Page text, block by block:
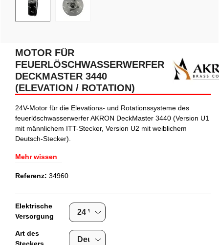
MOTOR FÜR
FEUERLÖSCHWASSERWERFER
DECKMASTER 3440
(ELEVATION / ROTATION)
24V-Motor für die Elevations- und Rotationssysteme des
feuerlöschwasserwerfer AKRON DeckMaster 3440 (Version U1
mit männlichem ITT-Stecker, Version U2 mit weiblichem
Deutsch-Stecker).
Mehr wissen
Referenz: 34960
Elektrische
Versorgung
Art des